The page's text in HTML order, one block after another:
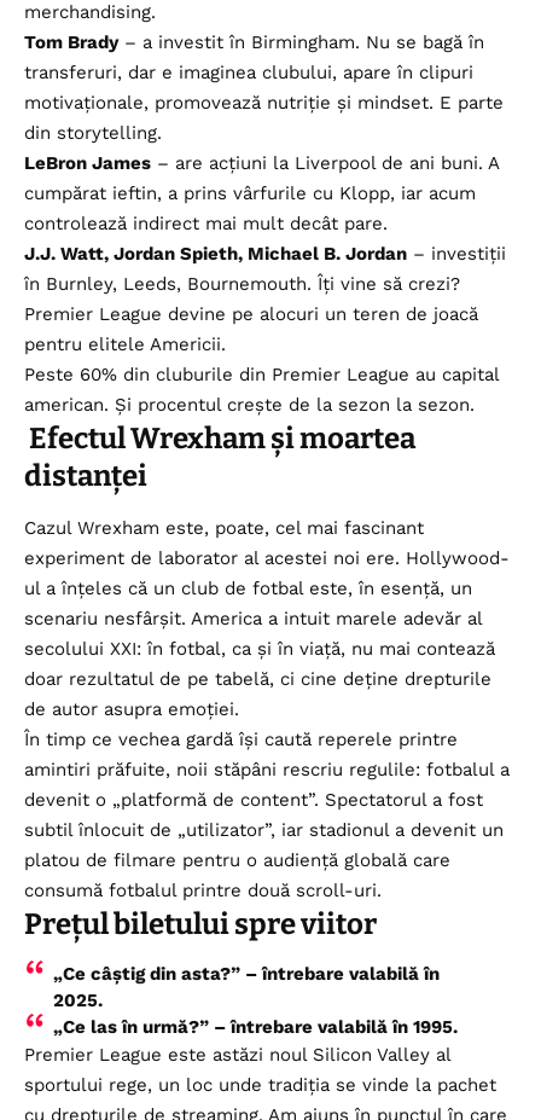
merchandising.
Tom Brady– a investit în Birmingham. Nu se bagă în
transferuri, dar e imaginea clubului, apare în clipuri
motivaționale, promovează nutriție și mindset. E parte
din storytelling.
LeBron James – are acțiuni la Liverpool de ani buni. A
cumpărat ieftin, a prins vârfurile cu Klopp, iar acum
controlează indirect mai mult decât pare.
J.J. Watt, Jordan Spieth, Michael B. Jordan – investiții
în Burnley, Leeds, Bournemouth. Îți vine să crezi?
Premier League devine pe alocuri un teren de joacă
pentru elitele Americii.
Peste 60% din cluburile din Premier League au capital
american. Și procentul crește de la sezon la sezon.
Efectul Wrexham și moartea
distanței
Cazul Wrexham este, poate, cel mai fascinant
experiment de laborator al acestei noi ere. Hollywood-
ul a înțeles că un club de fotbal este, în esență, un
scenariu nesfârșit. America a intuit marele adevăr al
secolului XXI: în fotbal, ca și în viață, nu mai contează
doar rezultatul de pe tabelă, ci cine deține drepturile
de autor asupra emoției.
În timp ce vechea gardă își caută reperele printre
amintiri prăfuite, noii stăpâni rescriu regulile: fotbalul a
devenit o „platformă de content”. Spectatorul a fost
subtil înlocuit de „utilizator”, iar stadionul a devenit un
platou de filmare pentru o audiență globală care
consumă fotbalul printre două scroll-uri.
Prețul biletului spre viitor
„Ce câștig din asta?” – întrebare valabilă în
2025.
„Ce las în urmă?” – întrebare valabilă în 1995.
Premier League este astăzi noul Silicon Valley al
sportului rege, un loc unde tradiția se vinde la pachet
cu drepturile de streaming. Am ajuns în punctul în care